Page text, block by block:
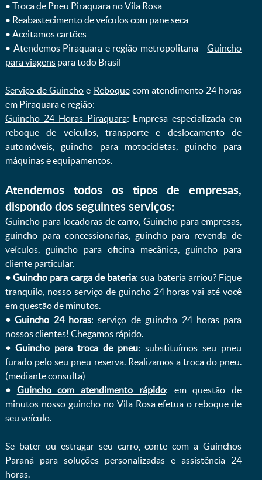
ㅤㅤ• Troca de Pneu Piraquara no Vila Rosa
ㅤㅤ• Reabastecimento de veículos com pane seca
ㅤㅤ• Aceitamos cartões
ㅤㅤ• Atendemos Piraquara e região metropolitana -Guincho
para viagenspara todo Brasil
Serviço de Guincho e Reboquecom atendimento 24 horas
em Piraquara e região:
Guincho 24 Horas Piraquara: Empresa especializada em
reboque de veículos, transporte e deslocamento de
automóveis, guincho para motocicletas, guincho para
máquinas e equipamentos.
Atendemos todos os tipos de empresas,
dispondo dos seguintes serviços:
Guincho para locadoras de carro, Guincho para empresas,
guincho para concessionarias, guincho para revenda de
veículos, guincho para oficina mecânica, guincho para
cliente particular.
•Guincho para carga de bateria: sua bateria arriou? Fique
tranquilo, nosso serviço de guincho 24 horas vai até você
em questão de minutos.
•Guincho 24 horas: serviço de guincho 24 horas para
nossos clientes! Chegamos rápido.
• Guincho para troca de pneu: substituímos seu pneu
furado pelo seu pneu reserva. Realizamos a troca do pneu.
(mediante consulta)
• Guincho com atendimento rápido: em questão de
minutos nosso guincho no Vila Rosa efetua o reboque de
seu veículo.
Se bater ou estragar seu carro, conte com a Guinchos
Paraná para soluções personalizadas e assistência 24
horas.